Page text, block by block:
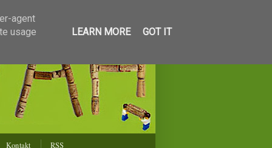
Kontakt RSS
agent
usage
LEARN MORE GOT IT